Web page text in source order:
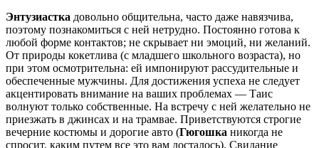
Энтузиастка довольно общительна, часто даже навязчива,
поэтому познакомиться с ней нетрудно. Постоянно готова к
любой форме контактов; не скрывает ни эмоций, ни желаний.
От природы кокетлива (с младшего школьного возраста), но
при этом осмотрительна: ей импонируют рассудительные и
обеспеченные мужчины. Для достижения успеха не следует
акцентировать внимание на ваших проблемах — Таис
волнуют только собственные. На встречу с ней желательно не
приезжать в джинсах и на трамвае. Приветствуются строгие
вечерние костюмы и дорогие авто (Гюгошка никогда не
спросит, каким путем все это вам досталось). Свидание